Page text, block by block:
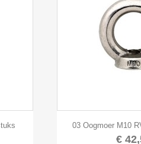
Snel
03 Oogmoer M10
€